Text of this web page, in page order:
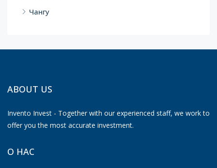
Чангу
ABOUT US
Invento Invest - Together with our experienced staff, we work to
offer you the most accurate investment.
О НАС